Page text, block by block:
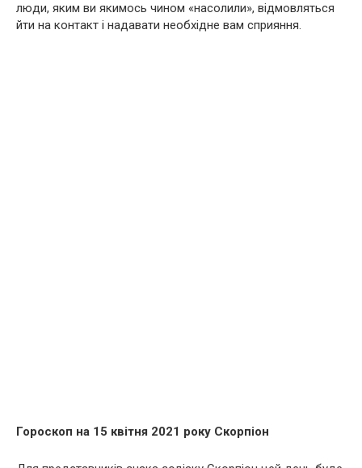
люди, яким ви якимось чином «насолили», відмовляться
йти на контакт і надавати необхідне вам сприяння.
Гороскоп на 15 квітня 2021 року Скорпіон